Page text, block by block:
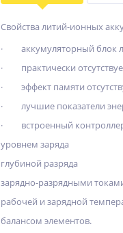
Свойства литий-ионных
· аккумуляторный блок
· практически
· эффект памяти
· лучшие показатели
· встроенный
уровнем заряда
глубиной разряда
зарядно-разрядными
рабочей и зарядной
балансом элементов.